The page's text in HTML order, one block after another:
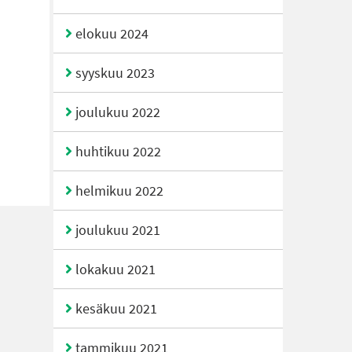
elokuu 2024
syyskuu 2023
joulukuu 2022
huhtikuu 2022
helmikuu 2022
joulukuu 2021
lokakuu 2021
kesäkuu 2021
tammikuu 2021